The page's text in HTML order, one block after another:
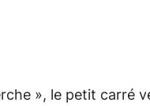
», le petit carré